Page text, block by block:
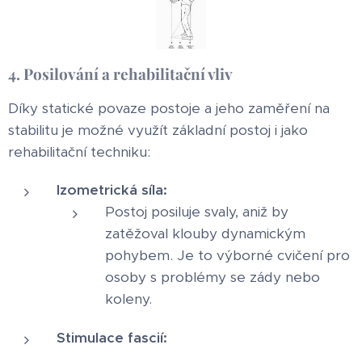
4. Posilování a rehabilitační vliv
Díky statické povaze postoje a jeho zaměření na
stabilitu je možné využít základní postoj i jako
rehabilitační techniku:
Izometrická síla:
Postoj posiluje svaly, aniž by
zatěžoval klouby dynamickým
pohybem. Je to výborné cvičení pro
osoby s problémy se zády nebo
koleny.
Stimulace fascií: